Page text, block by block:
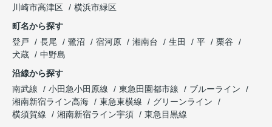
川崎市高津区
横浜市緑区
町名から探す
登戸
長尾 鷺沼 宿河原 湘南台 生田 平
栗谷
犬蔵
中野島
沿線から探す
南武線
小田急小田原線 東急田園都市線
ブルーライン
湘南新宿ライン高海
東急東横線
グリーンライン
横須賀線
湘南新宿ライン宇須
東急目黒線